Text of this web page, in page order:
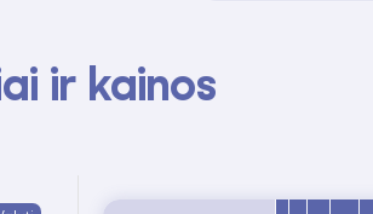
ir kainos